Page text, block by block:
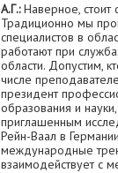
А.Г.:Наверное, стоит
Традиционно мы
специалистов в
работают при
области. Допустим,
числе
президент
образования и
приглашенным
Рейн-Ваал в
международные
взаимодействует с